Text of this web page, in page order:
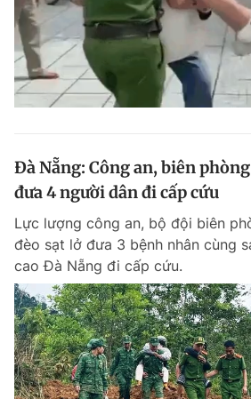
Đà Nẵng: Công an, biên
đưa 4 người dân đi cấp cứu
Lực lượng công an, bộ đội biên
đèo sạt lở đưa 3 bệnh nhân cùng
cao Đà Nẵng đi cấp cứu.